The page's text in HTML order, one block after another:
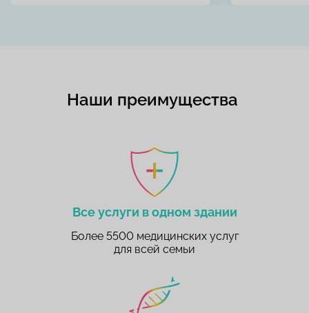
Наши преимущества
Все услуги в одном здании
Более 5500 медицинских услуг
для всей семьи